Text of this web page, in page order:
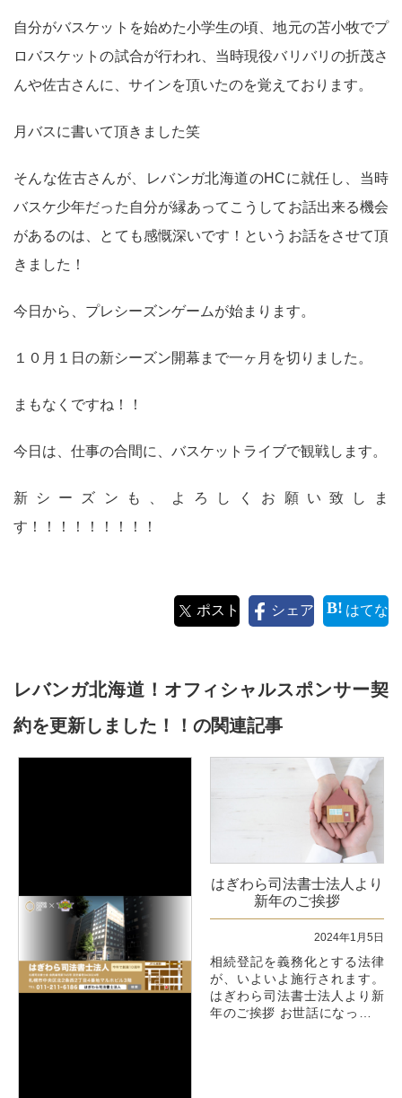
自分がバスケットを始めた小学生の頃、地元の苫小牧でプ
ロバスケットの試合が行われ、当時現役バリバリの折茂さ
んや佐古さんに、サインを頂いたのを覚えております。
月バスに書いて頂きました笑
そんな佐古さんが、レバンガ北海道のHCに就任し、当時
バスケ少年だった自分が縁あってこうしてお話出来る機会
があるのは、とても感慨深いです！というお話をさせて頂
きました！
今日から、プレシーズンゲームが始まります。
１０月１日の新シーズン開幕まで一ヶ月を切りました。
まもなくですね！！
今日は、仕事の合間に、バスケットライブで観戦します。
新シーズンも、よろしくお願い致しま
す！！！！！！！！！
ポスト シェア はてな
レバンガ北海道！オフィシャルスポンサー契
約を更新しました！！の関連記事
はぎわら司法書士法人より
新年のご挨拶
2024年1月5日
相続登記を義務化とする法律
が、いよいよ施行されます。
はぎわら司法書士法人より新
年のご挨拶 お世話になってお